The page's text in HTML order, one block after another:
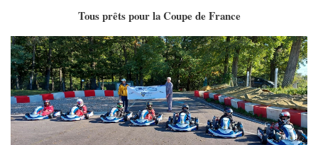
Tous prêts pour la Coupe de France